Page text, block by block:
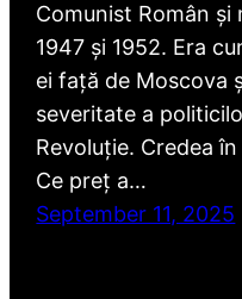
Comunist Român
1947 și 1952. Era
ei față de Moscova
severitate a
Revoluție. Credea
Ce preț a…
September 11, 2025